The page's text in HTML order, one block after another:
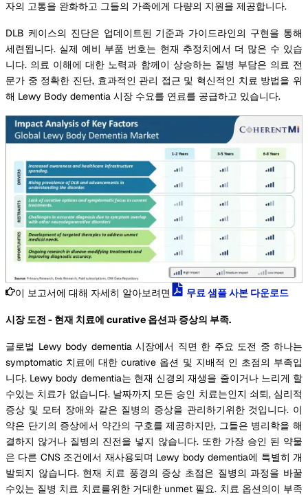
자의 고통을 완화하고 그들의 가족에게 다량의 지원을 제공합니다.
DLB 케이스의 진단은 업데이트된 기준과 가이드라인의 구현을 통해
세련됩니다. 실제 예비 부품 번호는 현재 추정치에서 더 많은 수 있습
니다. 의료 이해에 대한 노력과 함께이 상승하는 질병 부담은 의료 전
문가 중 정확한 진단, 효과적인 관리 접근 및 혁신적인 치료 방법을 위
해 Lewy Body dementia 시장 수요를 연료를 공급하고 있습니다.
이 보고서에 대해 자세히 알아보려면 무료 샘플 사본 다운로드
시장 도전 - 현재 치료에 curative 옵션과 증상의 부족.
글로벌 Lewy body dementia 시장에서 직면 한 주요 도전 중 하나는
symptomatic 치료에 대한 curative 옵션 및 지배적 인 초점의 부족입
니다. Lewy body dementia는 현재 신경의 재생을 줄이거나 느리게 할
수있는 치료가 없습니다. 날짜까지 모든 승인 치료는인지 쇠퇴, 심리적
증상 및 모터 장애와 같은 질병의 증상을 관리하기위한 것입니다. 이
약은 단기의 증상에서 약간의 구호를 제공하지만, 그들은 병리학을 해
결하지 않거나 질병의 진전을 넣지 않습니다. 또한 가장 승인 된 약물
은 다른 CNS 조건에서 재사용되며 Lewy body dementia에 특별히 개
발되지 않습니다. 현재 치료 풍경의 증상 초점은 질병의 과정을 바꿀
수있는 질병 치료 치료를위한 거대한 unmet 필요. 치료 옵션의이 부족